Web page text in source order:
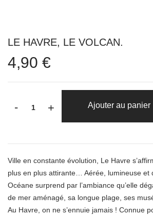
LE HAVRE, LE VOLCAN.
4,90 €
- + Ajouter au panier
Ville en constante évolution, Le Havre
plus en plus attirante… Aérée, lumineuse et
Océane surprend par l’ambiance qu’elle
de mer aménagé, sa longue plage, ses
Au Havre, on ne s’ennuie jamais ! Connue